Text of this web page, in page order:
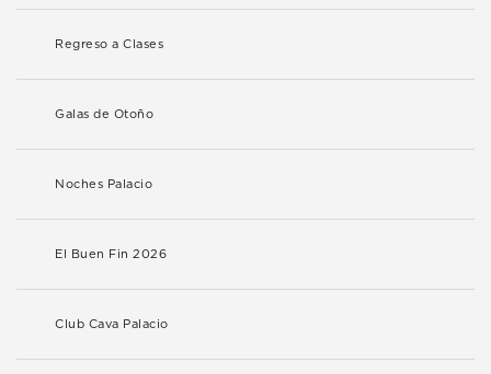
Regreso a Clases
Galas de Otoño
Noches Palacio
El Buen Fin 2026
Club Cava Palacio